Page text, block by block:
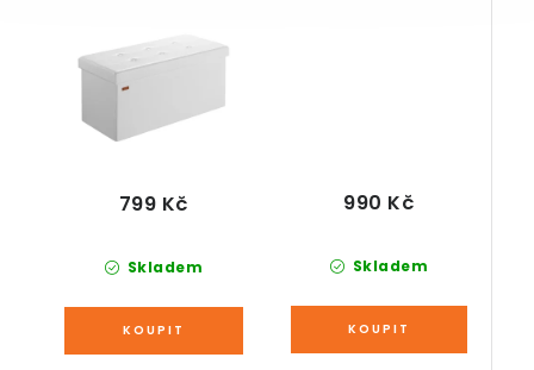
Skladem
799 Kč
Skladem
990 Kč